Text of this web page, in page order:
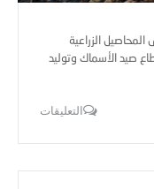
الزراعية
صيد الأسماك وتوليد
التعليقات